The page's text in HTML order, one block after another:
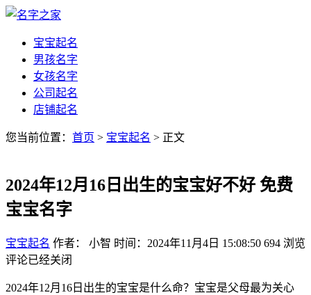
宝宝起名
男孩名字
女孩名字
公司起名
店铺起名
您当前位置： 首页 > 宝宝起名 > 正文
2024年12月16日出生的宝宝好不好 免费
宝宝名字
宝宝起名 作者： 小智 时间：2024年11月4日 15:08:50 694 浏览
评论已经关闭
2024年12月16日出生的宝宝是什么命？宝宝是父母最为关心